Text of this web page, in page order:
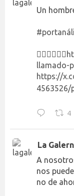
Un
👉🏻👉🏻👉🏻
llamado-
https://
4563526/
4
La
A
nos
no de